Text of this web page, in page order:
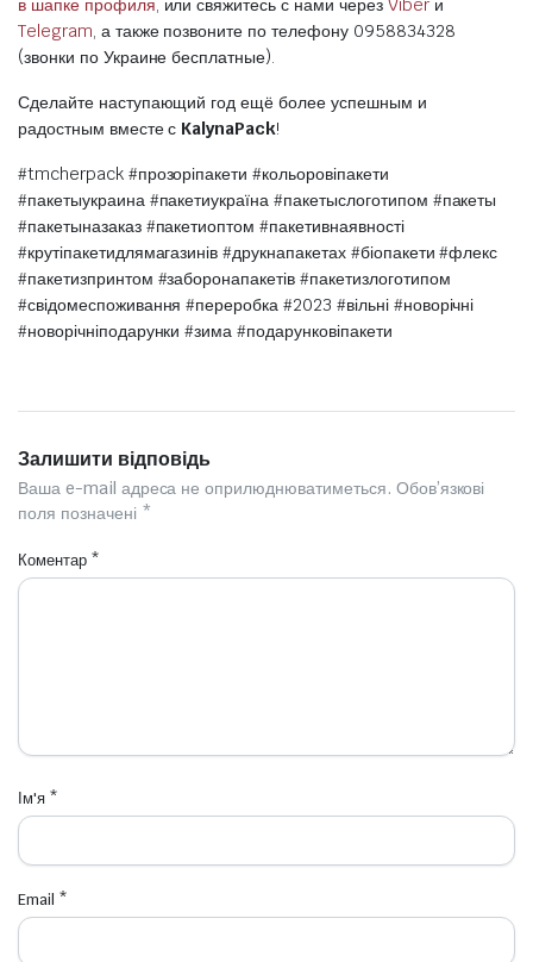
в шапке профиля, или свяжитесь с нами через Viberи
Telegram, а также позвоните по телефону 0958834328
(звонки по Украине бесплатные).
Сделайте наступающий год ещё более успешным и
радостным вместе с KalynaPack!
#tmcherpack #прозоріпакети #кольоровіпакети
#пакетыукраина #пакетиукраїна #пакетыслоготипом #пакеты
#пакетыназаказ #пакетиоптом #пакетивнаявності
#крутіпакетидлямагазинів #друкнапакетах #біопакети #флекс
#пакетизпринтом #заборонапакетів #пакетизлоготипом
#свідомеспоживання #переробка #2023 #вільні #новорічні
#новорічніподарунки #зима #подарунковіпакети
Залишити відповідь
Ваша e-mail адреса не оприлюднюватиметься. Обов’язкові
поля позначені *
Коментар *
Ім'я *
Email *